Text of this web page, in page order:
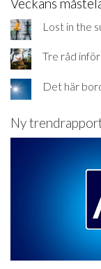
Veckans
Lost in the
Tre råd
Det här
Ny